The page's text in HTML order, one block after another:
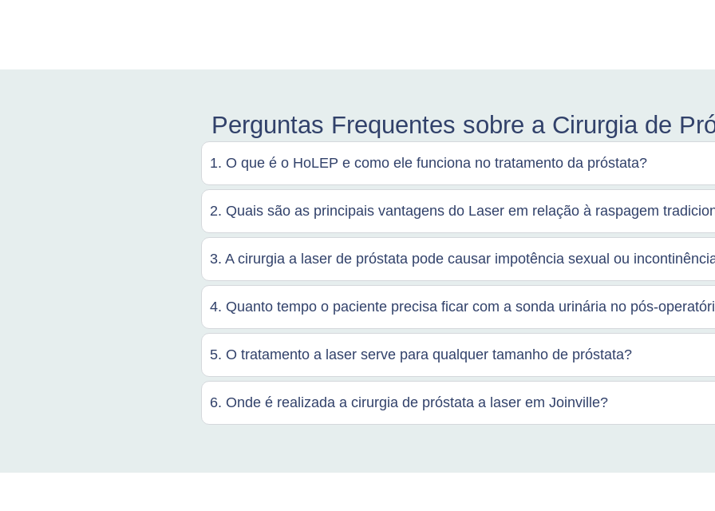
Perguntas Frequentes sobre a Cirurgia de
1. O que é o HoLEP e como ele funciona no tratamento da próstata?
2. Quais são as principais vantagens do Laser em relação à raspagem
3. A cirurgia a laser de próstata pode causar impotência sexual ou
4. Quanto tempo o paciente precisa ficar com a sonda urinária no pós-
5. O tratamento a laser serve para qualquer tamanho de próstata?
6. Onde é realizada a cirurgia de próstata a laser em Joinville?